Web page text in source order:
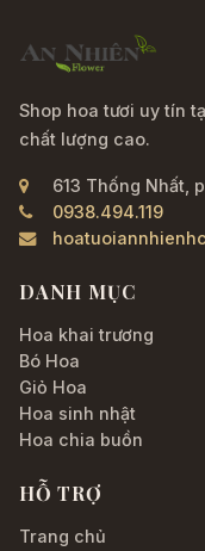
Shop hoa tươi uy tín
chất lượng cao.
613 Thống Nhất,
0938.494.119
DANH MỤC
Hoa khai trương
Bó Hoa
Giỏ Hoa
Hoa sinh nhật
Hoa chia buồn
HỖ TRỢ
Trang chủ